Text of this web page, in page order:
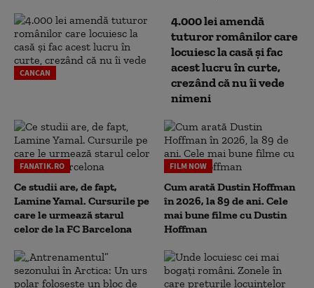
CANCAN
4.000 lei amendă
tuturor românilor care
locuiesc la casă și fac
acest lucru în curte,
crezând că nu îi vede
nimeni
FANATIK.RO
Ce studii are, de fapt,
Lamine Yamal. Cursurile pe
care le urmează starul
celor de la FC Barcelona
FILM NOW
Cum arată Dustin Hoffman
în 2026, la 89 de ani. Cele
mai bune filme cu Dustin
Hoffman